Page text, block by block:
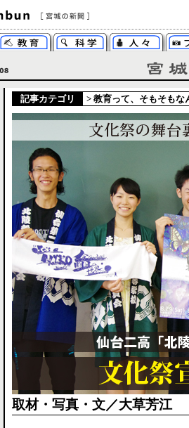
記事カテゴリ > 教育って、そもそもな
取材・写真・文／大草芳江